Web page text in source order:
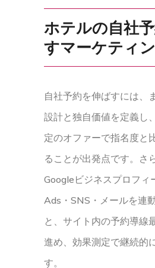
ホテルの自社
すマーケティ
自社予約を伸ばすには、
設計と独自価値を定義し
定のオファーで指名度と
ることが出発点です。さ
Googleビジネスプロフィ
Ads・SNS・メールを連
と、サイト内の予約導線
進め、効果測定で継続的
す。